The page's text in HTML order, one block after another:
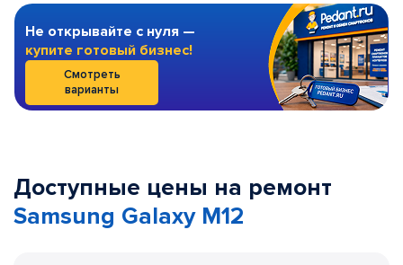
Не открывайте с нуля —
купите готовый бизнес!
Смотреть
варианты
Доступные цены на ремонт
Samsung Galaxy M12